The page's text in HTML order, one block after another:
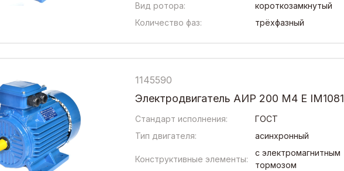
Вид ротора:
короткозамкнутый
Количество фаз:
трёхфазный
1145590
Электродвигатель АИР 200 М4 Е IM1081
Стандарт исполнения:
ГОСТ
Тип двигателя:
асинхронный
Конструктивные элементы:
с электромагнитным
тормозом